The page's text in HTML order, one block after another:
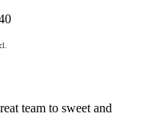
team to sweet and